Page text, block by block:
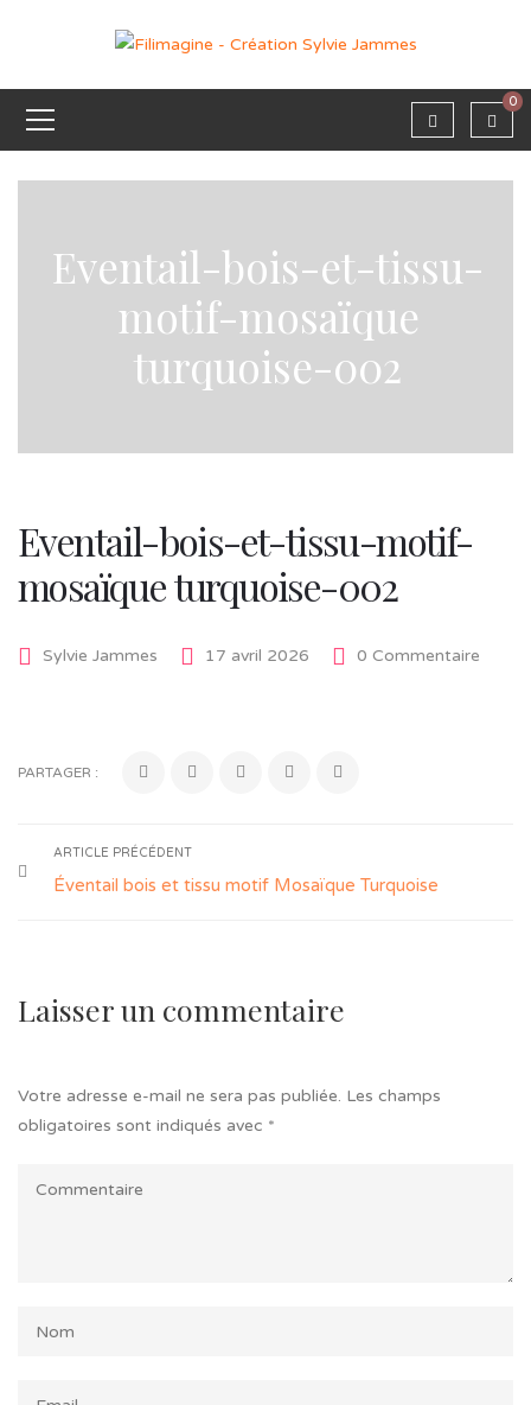
0
Eventail-bois-et-tissu-
motif-mosaïque
turquoise-002
Eventail-bois-et-tissu-motif-
mosaïque turquoise-002
Sylvie Jammes 17 avril 2026 0 Commentaire
PARTAGER :
ARTICLE PRÉCÉDENT
Éventail bois et tissu motif Mosaïque Turquoise
Laisser un commentaire
Votre adresse e-mail ne sera pas publiée. Les champs
obligatoires sont indiqués avec *